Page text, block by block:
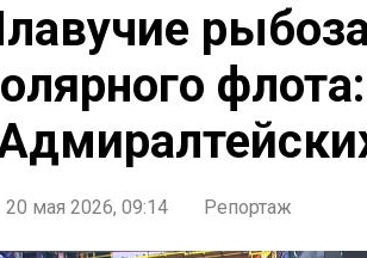
20 мая 2026, 09:14 Репортаж